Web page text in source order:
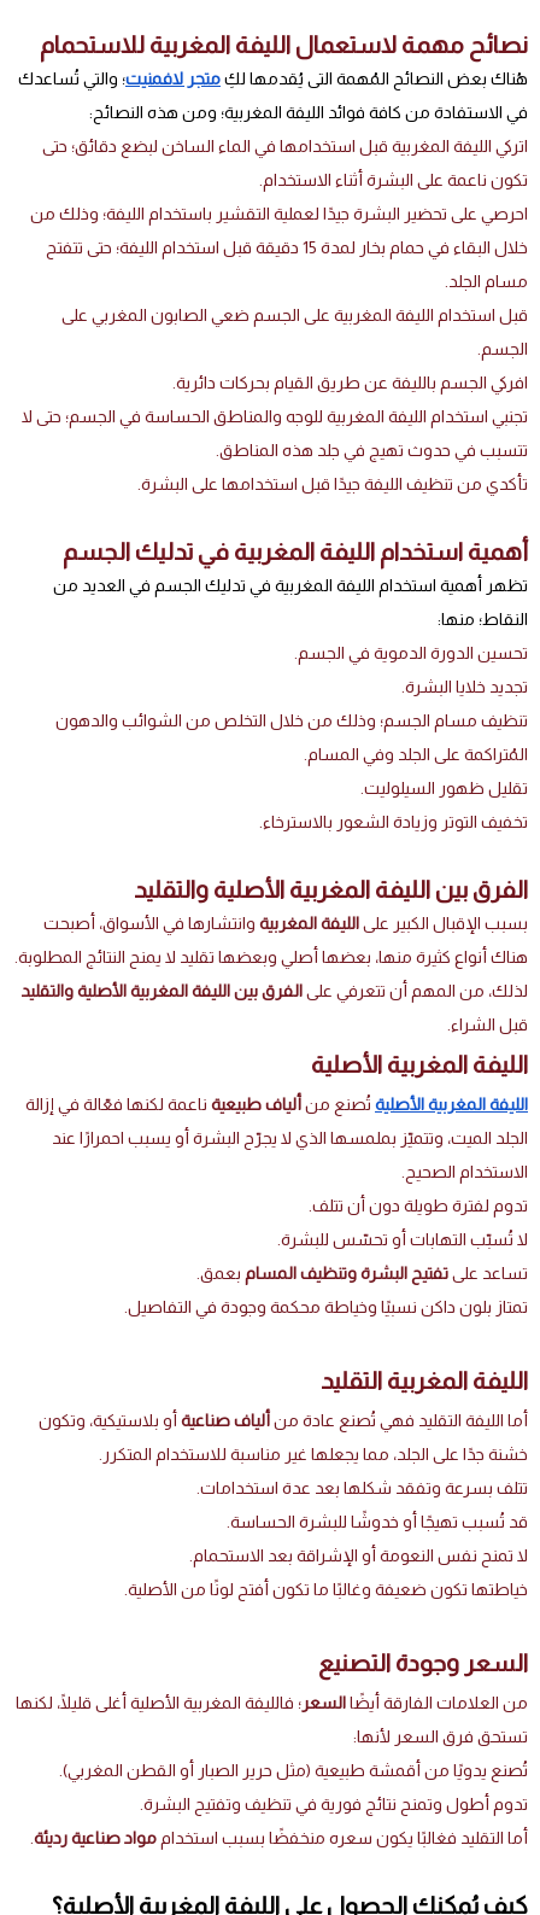
نصائح مهمة لاستعمال الليفة المغربية للاستحمام
هُناك بعض النصائح المُهمة التى يُقدمها لكِمتجر لافمنيت؛ والتي تُساعدك
في الاستفادة من كافة فوائد الليفة المغربية؛ ومن هذه النصائح:
اتركي الليفة المغربية قبل استخدامها في الماء الساخن لبضع دقائق؛ حتى
تكون ناعمة على البشرة أثناء الاستخدام.
احرصي على تحضير البشرة جيدًا لعملية التقشير باستخدام الليفة؛ وذلك من
خلال البقاء في حمام بخار لمدة 15 دقيقة قبل استخدام الليفة؛ حتى تتفتح
مسام الجلد.
قبل استخدام الليفة المغربية على الجسم ضعي الصابون المغربي على
الجسم.
افركي الجسم بالليفة عن طريق القيام بحركات دائرية.
تجنبي استخدام الليفة المغربية للوجه والمناطق الحساسة في الجسم؛ حتى لا
تتسبب في حدوث تهيج في جلد هذه المناطق.
تأكدي من تنظيف الليفة جيدًا قبل استخدامها على البشرة.
أهمية استخدام الليفة المغربية في تدليك الجسم
تظهر أهمية استخدام الليفة المغربية في تدليك الجسم في العديد من
النقاط؛ منها:
تحسين الدورة الدموية في الجسم.
تجديد خلايا البشرة.
تنظيف مسام الجسم؛ وذلك من خلال التخلص من الشوائب والدهون
المُتراكمة على الجلد وفي المسام.
تقليل ظهور السيلوليت.
تخفيف التوتر وزيادة الشعور بالاسترخاء.
الفرق بين الليفة المغربية الأصلية والتقليد
بسبب الإقبال الكبير علىالليفة المغربية وانتشارها في الأسواق، أصبحت
هناك أنواع كثيرة منها، بعضها أصلي وبعضها تقليد لا يمنح النتائج المطلوبة.
لذلك، من المهم أن تتعرفي علىالفرق بين الليفة المغربية الأصلية والتقليد
قبل الشراء.
الليفة المغربية الأصلية
الليفة المغربية الأصلية تُصنع منألياف طبيعية ناعمة لكنها فعّالة في إزالة
الجلد الميت، وتتميّز بملمسها الذي لا يجرّح البشرة أو يسبب احمرارًا عند
الاستخدام الصحيح.
تدوم لفترة طويلة دون أن تتلف.
لا تُسبّب التهابات أو تحسّس للبشرة.
تساعد علىتفتيح البشرة وتنظيف المسام بعمق.
تمتاز بلون داكن نسبيًا وخياطة محكمة وجودة في التفاصيل.
الليفة المغربية التقليد
أما الليفة التقليد فهي تُصنع عادة منألياف صناعية أو بلاستيكية، وتكون
خشنة جدًا على الجلد، مما يجعلها غير مناسبة للاستخدام المتكرر.
تتلف بسرعة وتفقد شكلها بعد عدة استخدامات.
قد تُسبب تهيجًا أو خدوشًا للبشرة الحساسة.
لا تمنح نفس النعومة أو الإشراقة بعد الاستحمام.
خياطتها تكون ضعيفة وغالبًا ما تكون أفتح لونًا من الأصلية.
السعر وجودة التصنيع
من العلامات الفارقة أيضًاالسعر؛ فالليفة المغربية الأصلية أغلى قليلًا، لكنها
تستحق فرق السعر لأنها:
تُصنع يدويًا من أقمشة طبيعية (مثل حرير الصبار أو القطن المغربي).
تدوم أطول وتمنح نتائج فورية في تنظيف وتفتيح البشرة.
أما التقليد فغالبًا يكون سعره منخفضًا بسبب استخدام مواد صناعية رديئة.
كيف يُمكنك الحصول على الليفة المغربية الأصلية؟